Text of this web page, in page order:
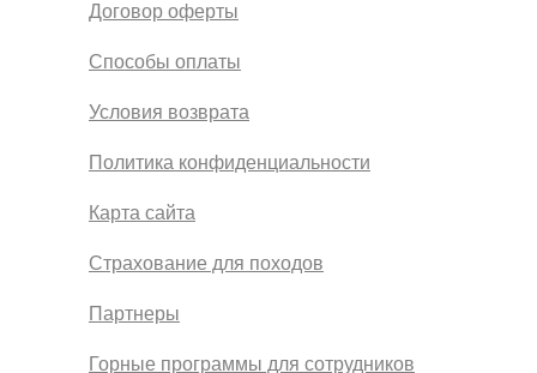
Политика конфиденциальности
Договор оферты
Способы оплаты
Условия возврата
Карта сайта
Партнеры
Страхование для походов
Горные программы для сотрудников